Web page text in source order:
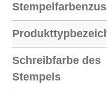
Schreibfarbe des
Stempels